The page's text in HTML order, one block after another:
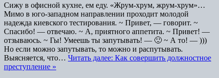
Сижу в офисной кухне, ем еду. «Жрум-хрум, жрум-хрум»…
Мимо в юго-западном направлении проходит молодой
надежда киевского тестирования. ~ Привет, — говорит. ~
Спасибо! — отвечаю. ~ А, приятного аппетита. ~ Привет! —
отзываюсь. ~ Гы! Умеешь ты запутывать! — 🙂 ~ А то! — )))
Но если можно запутывать, то можно и распутывать.
Выясняется, что… Читать далее: Как совершить должностное
преступление »